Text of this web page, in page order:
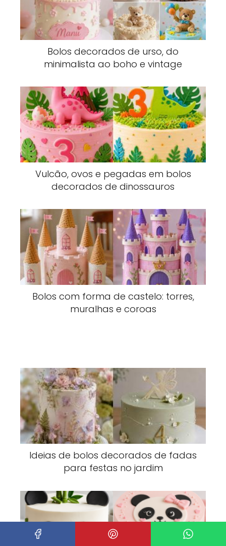
Bolos decorados de urso, do
minimalista ao boho e vintage
Vulcão, ovos e pegadas em bolos
decorados de dinossauros
Bolos com forma de castelo: torres,
muralhas e coroas
Ideias de bolos decorados de fadas
para festas no jardim